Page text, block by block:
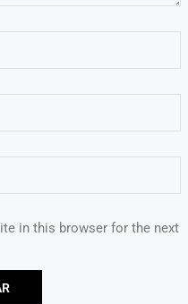
in this browser for the next